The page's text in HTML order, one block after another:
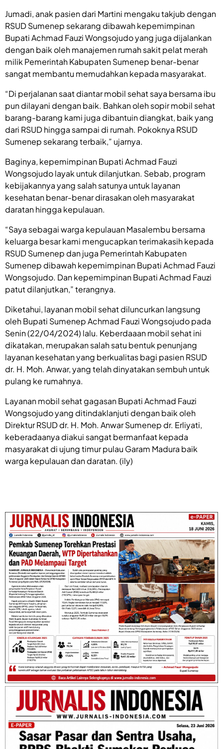
Jumadi, anak pasien dari Martini mengaku takjub dengan
RSUD Sumenep sekarang dibawah kepemimpinan
Bupati Achmad Fauzi Wongsojudo yang juga dijalankan
dengan baik oleh manajemen rumah sakit pelat merah
milik Pemerintah Kabupaten Sumenep benar-benar
sangat membantu memudahkan kepada masyarakat.
“Di perjalanan saat diantar mobil sehat saya bersama ibu
pun dilayani dengan baik. Bahkan oleh sopir mobil sehat
barang-barang kami juga dibantuin diangkat, baik yang
dari RSUD hingga sampai di rumah. Pokoknya RSUD
Sumenep sekarang terbaik,” ujarnya.
Baginya, kepemimpinan Bupati Achmad Fauzi
Wongsojudo layak untuk dilanjutkan. Sebab, program
kebijakannya yang salah satunya untuk layanan
kesehatan benar-benar dirasakan oleh masyarakat
daratan hingga kepulauan.
“Saya sebagai warga kepulauan Masalembu bersama
keluarga besar kami mengucapkan terimakasih kepada
RSUD Sumenep dan juga Pemerintah Kabupaten
Sumenep dibawah kepemimpinan Bupati Achmad Fauzi
Wongsojudo. Dan kepemimpinan Bupati Achmad Fauzi
patut dilanjutkan,” terangnya.
Diketahui, layanan mobil sehat diluncurkan langsung
oleh Bupati Sumenep Achmad Fauzi Wongsojudo pada
Senin (22/04/2024) lalu. Keberdaaan mobil sehat ini
dikatakan, merupakan salah satu bentuk penunjang
layanan kesehatan yang berkualitas bagi pasien RSUD
dr. H. Moh. Anwar, yang telah dinyatakan sembuh untuk
pulang ke rumahnya.
Layanan mobil sehat gagasan Bupati Achmad Fauzi
Wongsojudo yang ditindaklanjuti dengan baik oleh
Direktur RSUD dr. H. Moh. Anwar Sumenep dr. Erliyati,
keberadaanya diakui sangat bermanfaat kepada
masyarakat di ujung timur pulau Garam Madura baik
warga kepulauan dan daratan. (ily)